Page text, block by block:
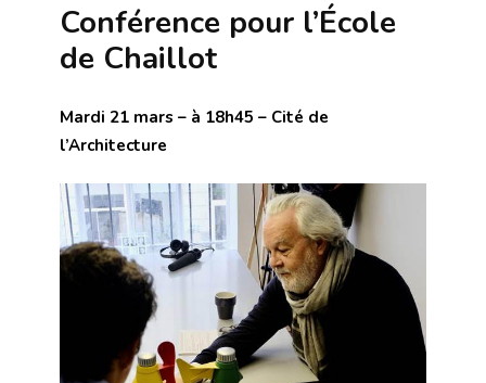
Conférence pour l’École
de Chaillot
Mardi 21 mars – à 18h45 – Cité de
l’Architecture